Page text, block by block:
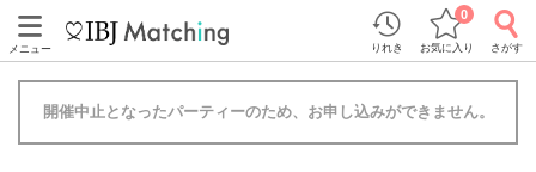
メニュー りれき お気に入り
0
さがす
開催中止となったパーティーのため、お申し込みができません。